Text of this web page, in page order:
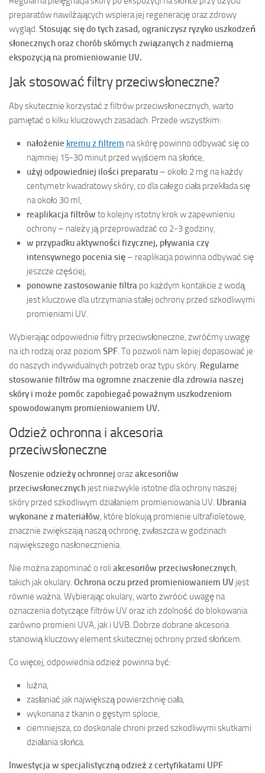
preparatów nawilżających wspiera jej regenerację oraz zdrowy
wygląd. Stosując się do tych zasad, ograniczysz ryzyko uszkodzeń
słonecznych oraz chorób skórnych związanych z nadmierną
ekspozycją na promieniowanie UV.
Jak stosować filtry przeciwsłoneczne?
Aby skutecznie korzystać z filtrów przeciwsłonecznych, warto
pamiętać o kilku kluczowych zasadach. Przede wszystkim:
nałożenie kremu z filtrem na skórę powinno odbywać się co
najmniej 15-30 minut przed wyjściem na słońce,
użyj odpowiedniej ilości preparatu – około 2 mg na każdy
centymetr kwadratowy skóry, co dla całego ciała przekłada się
na około 30 ml,
reaplikacja filtrów to kolejny istotny krok w zapewnieniu
ochrony – należy ją przeprowadzać co 2-3 godziny,
w przypadku aktywności fizycznej, pływania czy
intensywnego pocenia się – reaplikacja powinna odbywać się
jeszcze częściej,
ponowne zastosowanie filtra po każdym kontakcie z wodą
jest kluczowe dla utrzymania stałej ochrony przed szkodliwymi
promieniami UV.
Wybierając odpowiednie filtry przeciwsłoneczne, zwróćmy uwagę
na ich rodzaj oraz poziom SPF. To pozwoli nam lepiej dopasować je
do naszych indywidualnych potrzeb oraz typu skóry. Regularne
stosowanie filtrów ma ogromne znaczenie dla zdrowia naszej
skóry i może pomóc zapobiegać poważnym uszkodzeniom
spowodowanym promieniowaniem UV.
Odzież ochronna i akcesoria
przeciwsłoneczne
Noszenie odzieży ochronnej orazakcesoriów
przeciwsłonecznych jest niezwykle istotne dla ochrony naszej
skóry przed szkodliwym działaniem promieniowania UV. Ubrania
wykonane z materiałów, które blokują promienie ultrafioletowe,
znacznie zwiększają naszą ochronę, zwłaszcza w godzinach
największego nasłonecznienia.
Nie można zapominać o roli akcesoriów przeciwsłonecznych,
takich jak okulary. Ochrona oczu przed promieniowaniem UV jest
równie ważna. Wybierając okulary, warto zwrócić uwagę na
oznaczenia dotyczące filtrów UV oraz ich zdolność do blokowania
zarówno promieni UVA, jak i UVB. Dobrze dobrane akcesoria
stanowią kluczowy element skutecznej ochrony przed słońcem.
Co więcej, odpowiednia odzież powinna być:
luźna,
zasłaniać jak największą powierzchnię ciała,
wykonana z tkanin o gęstym splocie,
ciemniejsza, co doskonale chroni przed szkodliwymi skutkami
działania słońca.
Inwestycja w specjalistyczną odzież z certyfikatami UPF